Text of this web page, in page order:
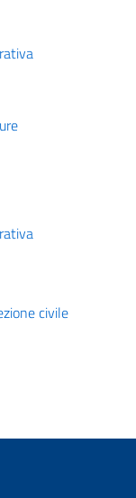
civile